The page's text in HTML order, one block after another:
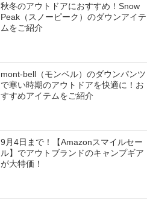
秋冬のアウトドアにおすすめ！Snow
Peak（スノーピーク）のダウンアイテ
ムをご紹介
mont-bell（モンベル）のダウンパンツ
で寒い時期のアウトドアを快適に！お
すすめアイテムをご紹介
9月4日まで！【Amazonスマイルセー
ル】でアウトブランドのキャンプギア
が大特価！